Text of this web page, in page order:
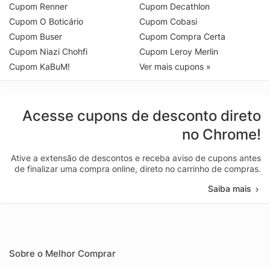
Cupom Renner
Cupom O Boticário
Cupom Buser
Cupom Niazi Chohfi
Cupom KaBuM!
Cupom Decathlon
Cupom Cobasi
Cupom Compra Certa
Cupom Leroy Merlin
Ver mais cupons »
Acesse cupons de desconto direto
no Chrome!
Ative a extensão de descontos e receba aviso de cupons antes
de finalizar uma compra online, direto no carrinho de compras.
Saiba mais
Sobre o Melhor Comprar